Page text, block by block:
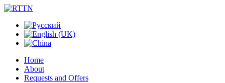
Home
About
Requests and Offers